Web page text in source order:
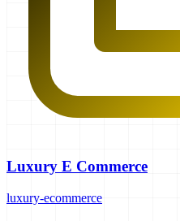
Luxury E Commerce
luxury-ecommerce